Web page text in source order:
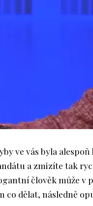
ve vás byla
a zmizíte tak
člověk může v
co dělat, následně